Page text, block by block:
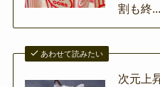
割も終...
あわせて読みたい
次元上